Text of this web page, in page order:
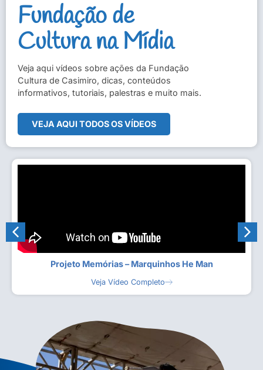
Fundação de
Cultura na Mídia
Veja aqui vídeos sobre ações da Fundação
Cultura de Casimiro, dicas, conteúdos
informativos, tutoriais, palestras e muito mais.
VEJA AQUI TODOS OS VÍDEOS
Projeto Memórias – Marquinhos He Man
Veja Vídeo Completo